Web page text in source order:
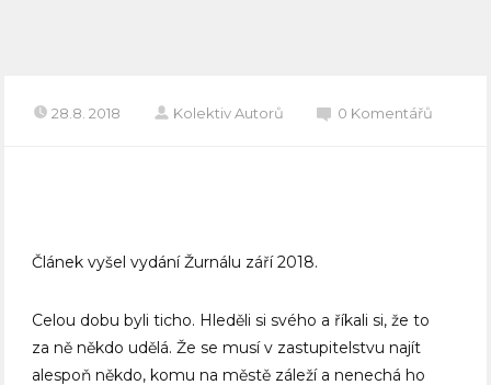
28.8. 2018 Kolektiv Autorů 0 Komentářů
Článek vyšel vydání Žurnálu září 2018.
Celou dobu byli ticho. Hleděli si svého a říkali si, že to
za ně někdo udělá. Že se musí v zastupitelstvu najít
alespoň někdo, komu na městě záleží a nenechá ho